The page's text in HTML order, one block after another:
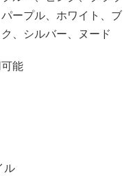
ープル、ホワイト、ブ
、シルバー、ヌード
能
ル